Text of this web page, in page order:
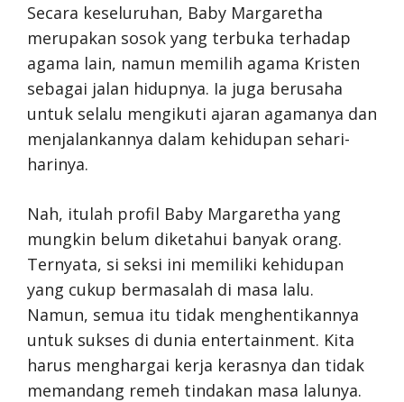
Secara keseluruhan, Baby Margaretha
merupakan sosok yang terbuka terhadap
agama lain, namun memilih agama Kristen
sebagai jalan hidupnya. Ia juga berusaha
untuk selalu mengikuti ajaran agamanya dan
menjalankannya dalam kehidupan sehari-
harinya.
Nah, itulah profil Baby Margaretha yang
mungkin belum diketahui banyak orang.
Ternyata, si seksi ini memiliki kehidupan
yang cukup bermasalah di masa lalu.
Namun, semua itu tidak menghentikannya
untuk sukses di dunia entertainment. Kita
harus menghargai kerja kerasnya dan tidak
memandang remeh tindakan masa lalunya.